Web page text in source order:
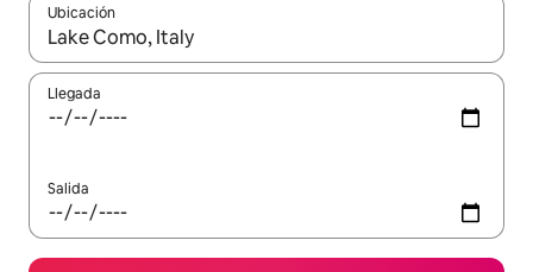
Ubicación
Cuando los resultados estén disponibles, podrás navegar
Llegada
Salida